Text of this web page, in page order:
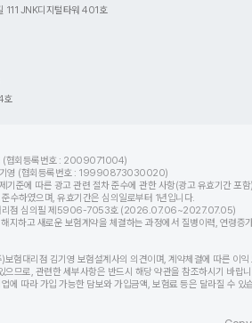
111 JNK디지털타워 401호
호
(협회등록번호 : 2009071004)
기영 (협회등록번호 : 19990873030020)
기준에 따른 광고 관련 절차 준수에 관한 사항(광고 유효기간 포함)
수하였으며, 유효기간은 심의일로부터 1년입니다.
리점 심의필 제5906-7053호 (2026.07.06~2027.07.05)
지하고 새로운 보험계약을 체결하는 과정에서 질병이력, 연령
보험대리점 김기영 보험설계사의 의견이며, 계약체결에 따른 이
으므로, 관련한 세부사항은 반드시 해당 약관을 참조하시기 바랍
에 따라 가입 가능한 담보와 가입금액, 보험료 등은 달라질 수 있